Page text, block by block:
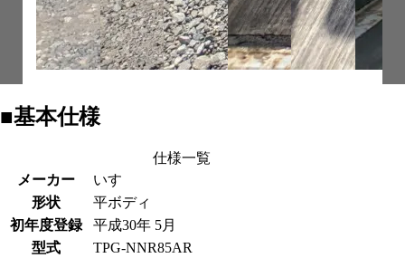
■基本仕様
仕様一覧
メーカー
いすゞ
形状
平ボディ
初年度登録
平成30年 5月
型式
TPG-NNR85AR